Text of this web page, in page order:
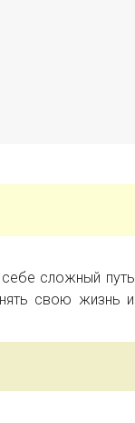
сложный путь
свою жизнь и